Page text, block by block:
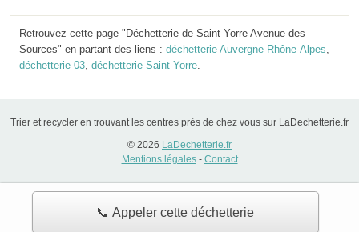
📞 Appeler cette déchetterie
Retrouvez cette page "Déchetterie de Saint Yorre Avenue des
Sources" en partant des liens : déchetterie Auvergne-Rhône-Alpes,
déchetterie 03, déchetterie Saint-Yorre.
Trier et recycler en trouvant les centres près de chez vous sur LaDechetterie.fr
© 2026 LaDechetterie.fr
Mentions légales- Contact